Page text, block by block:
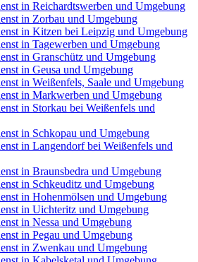
in Reichardtswerben und Umgebung
in Zorbau und Umgebung
in Kitzen bei Leipzig und Umgebung
in Tagewerben und Umgebung
in Granschütz und Umgebung
in Geusa und Umgebung
in Weißenfels, Saale und Umgebung
in Markwerben und Umgebung
in Storkau bei Weißenfels und
in Schkopau und Umgebung
in Langendorf bei Weißenfels und
in Braunsbedra und Umgebung
in Schkeuditz und Umgebung
in Hohenmölsen und Umgebung
in Uichteritz und Umgebung
in Nessa und Umgebung
in Pegau und Umgebung
in Zwenkau und Umgebung